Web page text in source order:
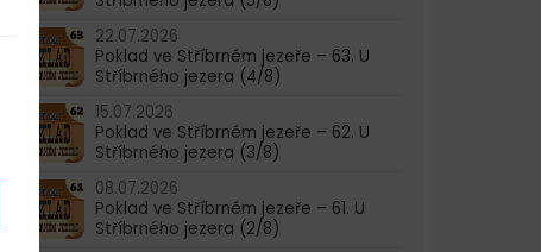
22.07.2026
Poklad ve Stříbrném jezeře – 63. U
Stříbrného jezera (4/8)
15.07.2026
Poklad ve Stříbrném jezeře – 62. U
Stříbrného jezera (3/8)
08.07.2026
Poklad ve Stříbrném jezeře – 61. U
Stříbrného jezera (2/8)